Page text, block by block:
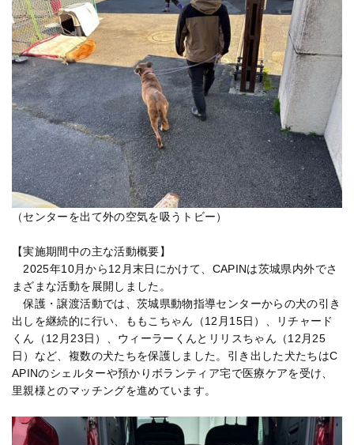
（センターを出て外の空気を吸うトビー）
【実施期間中の主な活動概要】
2025年10月から12月末日にかけて、CAPINは茨城県内外でさ
まざまな活動を展開しました。
保護・譲渡活動では、茨城県動物指導センターからの犬の引き
出しを継続的に行い、ももこちゃん（12月15日）、リチャード
くん（12月23日）、ウィーラーくんとリリスちゃん（12月25
日）など、複数の犬たちを保護しました。引き出した犬たちはC
APINのシェルターや預かりボランティア宅で医療ケアを受け、
里親様とのマッチングを進めています。